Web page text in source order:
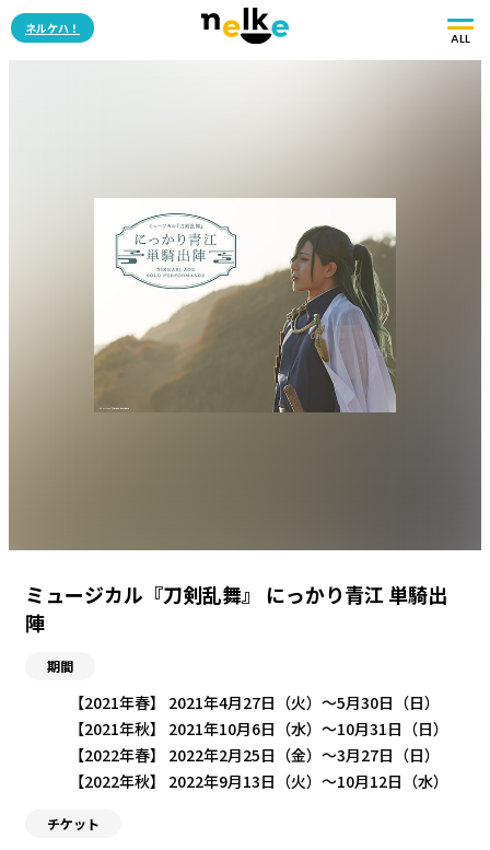
ネルケハ！
ALL
ミュージカル『刀剣乱舞』 にっかり青江 単騎出
陣
期間
【2021年春】 2021年4月27日（火）〜5月30日（日）
【2021年秋】 2021年10月6日（水）〜10月31日（日）
【2022年春】 2022年2月25日（金）〜3月27日（日）
【2022年秋】 2022年9月13日（火）〜10月12日（水）
チケット